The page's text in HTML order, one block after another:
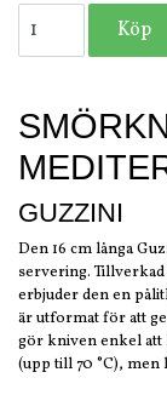
GUZZINI
Den 16 cm långa
servering.
erbjuder den en
är utformat för att
gör kniven enkel
(upp till 70 °C),